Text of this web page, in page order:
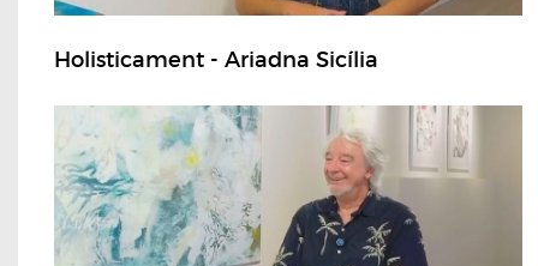
Holisticament - Ariadna Sicília